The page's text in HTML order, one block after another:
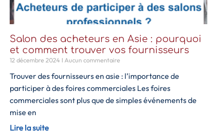
Salon des acheteurs en Asie : pourquoi
et comment trouver vos fournisseurs
12 décembre 2024 Aucun commentaire
Trouver des fournisseurs en asie : l’importance de
participer à des foires commerciales Les foires
commerciales sont plus que de simples événements de
mise en
Lire la suite